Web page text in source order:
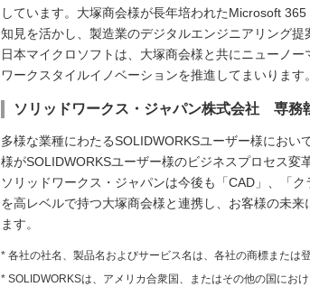
しています。大塚商会様が長年培われたMicrosoft
知見を活かし、製造業のデジタルエンジニアリング提
日本マイクロソフトは、大塚商会様と共にニューノ
ワークスタイルイノベーションを推進してまいります。
ソリッドワークス・ジャパン株式会社 専
多様な業種にわたるSOLIDWORKSユーザー様にお
様がSOLIDWORKSユーザー様のビジネスプロセス変
ソリッドワークス・ジャパンは今後も「CAD」、「
を高レベルで持つ大塚商会様と連携し、お客様の未
ます。
* 各社の社名、製品名およびサービス名は、各社の商標または登
* SOLIDWORKSは、アメリカ合衆国、またはその他の国にお